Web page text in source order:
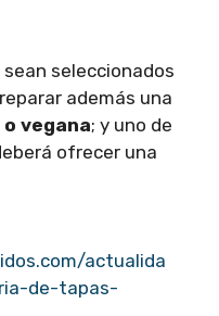
seleccionados
además una
vegana; y uno de
ofrecer una
actualida
de-tapas-